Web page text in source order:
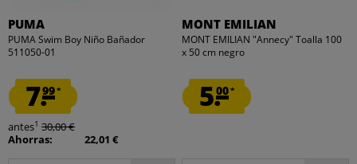
PUMA
PUMA Swim Boy Niño Bañador
511050-01
7.99*
antes1 30,00 €
Ahorras:
22,01 €
MONT EMILIAN
MONT EMILIAN "Annecy" Toalla 100
x 50 cm negro
5.00*